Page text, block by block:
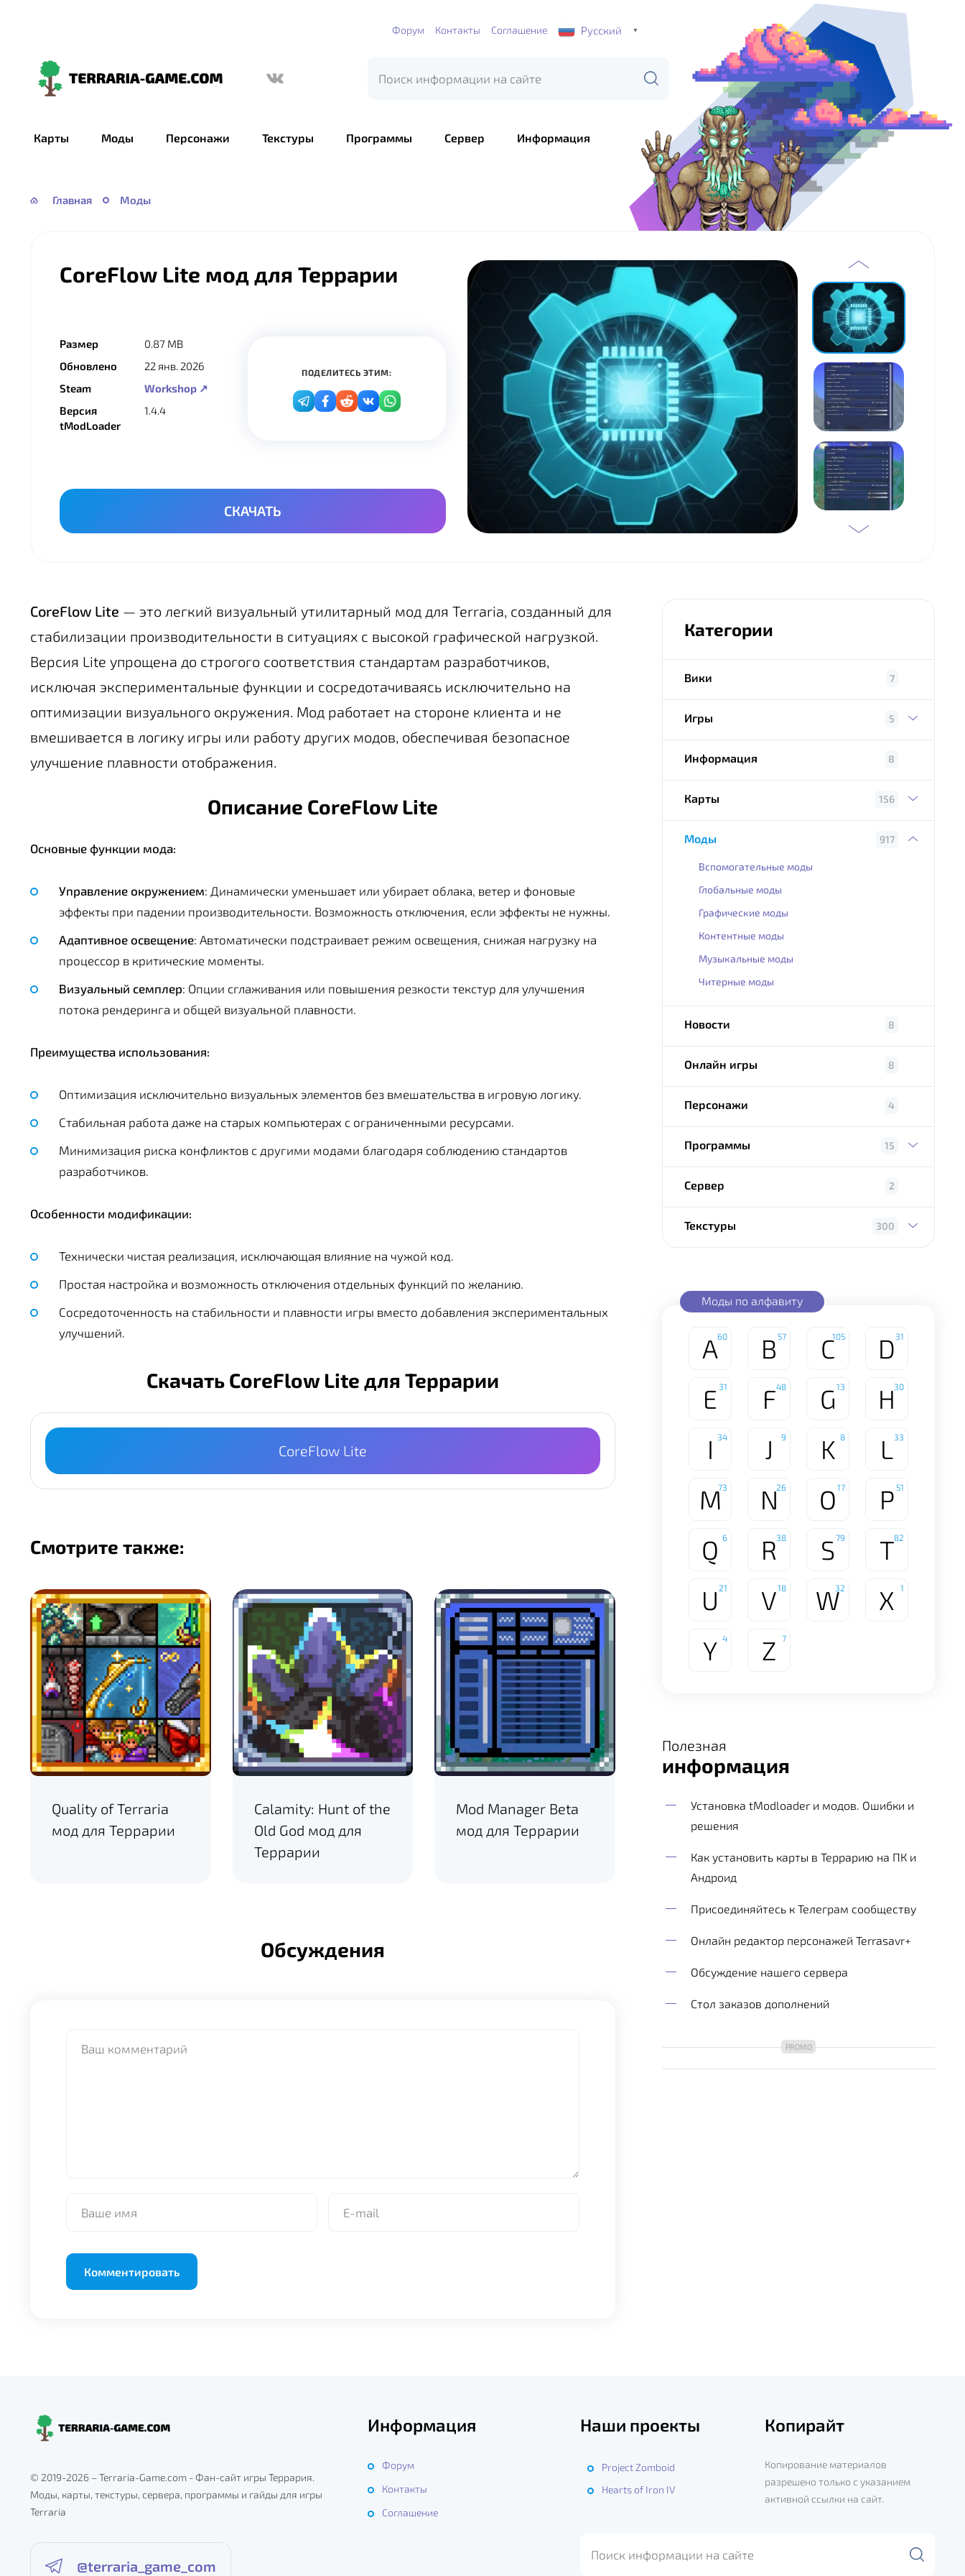
Форум Контакты Соглашение Русский ▼
Terraria-
Карты Моды Персонажи Текстуры Программы Сервер Информация
Главная Моды
CoreFlow Lite мод для Террарии
Размер
0.87 MB
Обновлено
22 янв. 2026
Steam
Workshop ↗
Версия
tModLoader
1.4.4
ПОДЕЛИТЕСЬ ЭТИМ:
СКАЧАТЬ
CoreFlow Lite — это легкий визуальный утилитарный мод для Terraria, созданный для
стабилизации производительности в ситуациях с высокой графической нагрузкой.
Версия Lite упрощена до строгого соответствия стандартам разработчиков,
исключая экспериментальные функции и сосредотачиваясь исключительно на
оптимизации визуального окружения. Мод работает на стороне клиента и не
вмешивается в логику игры или работу других модов, обеспечивая безопасное
улучшение плавности отображения.
Описание CoreFlow Lite
Основные функции мода:
Управление окружением: Динамически уменьшает или убирает облака, ветер и фоновые
эффекты при падении производительности. Возможность отключения, если эффекты не нужны.
Адаптивное освещение: Автоматически подстраивает режим освещения, снижая нагрузку на
процессор в критические моменты.
Визуальный семплер: Опции сглаживания или повышения резкости текстур для улучшения
потока рендеринга и общей визуальной плавности.
Преимущества использования:
Оптимизация исключительно визуальных элементов без вмешательства в игровую логику.
Стабильная работа даже на старых компьютерах с ограниченными ресурсами.
Минимизация риска конфликтов с другими модами благодаря соблюдению стандартов
разработчиков.
Особенности модификации:
Технически чистая реализация, исключающая влияние на чужой код.
Простая настройка и возможность отключения отдельных функций по желанию.
Сосредоточенность на стабильности и плавности игры вместо добавления экспериментальных
улучшений.
Скачать CoreFlow Lite для Террарии
CoreFlow Lite
Смотрите также:
Quality of Terraria
мод для Террарии
Calamity: Hunt of the
Old God мод для
Террарии
Mod Manager Beta
мод для Террарии
Обсуждения
Категории
Вики 7
Игры 5
Информация 8
Карты 156
Моды 917
Вспомогательные моды
Глобальные моды
Графические моды
Контентные моды
Музыкальные моды
Читерные моды
Новости 8
Онлайн игры 8
Персонажи 4
Программы 15
Сервер 2
Текстуры 300
Моды по алфавиту
A60 B 57 C105 D 31
E 31 F48 G 13 H30
I 34 J 9 K 8 L 33
M73 N26 O 17 P 51
Q 6 R38 S79 T82
U 21 V18 W32 X 1
Y 4 Z 7
Полезная
информация
Установка tModloader и модов. Ошибки и
решения
Как установить карты в Террарию на ПК и
Андроид
Присоединяйтесь к Телеграм сообществу
Онлайн редактор персонажей Terrasavr+
Обсуждение нашего сервера
Стол заказов дополнений
© 2019-2026 – Terraria-Game.com - Фан-сайт игры Террария.
Моды, карты, текстуры, сервера, программы и гайды для игры
Terraria
@terraria_game_com
Информация
Форум
Контакты
Соглашение
Наши проекты
Project Zomboid
Hearts of Iron IV
Копирайт
Копирование материалов
разрешено только с указанием
активной ссылки на сайт.